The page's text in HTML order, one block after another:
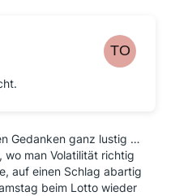
Gedanken ganz lustig …
wo man Volatilität richtig
auf einen Schlag abartig
beim Lotto wieder